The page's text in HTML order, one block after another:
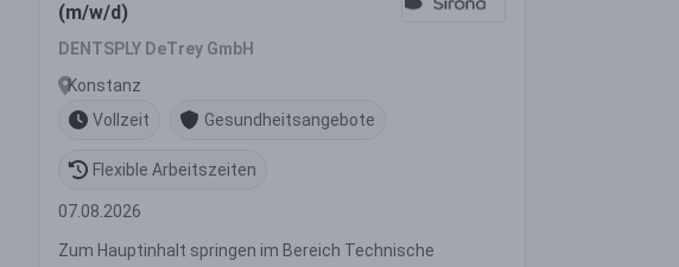
(m/w/d)
DENTSPLY DeTrey GmbH
Konstanz
Vollzeit
Gesundheitsangebote
Flexible Arbeitszeiten
07.08.2026
Zum Hauptinhalt springen im Bereich Technische